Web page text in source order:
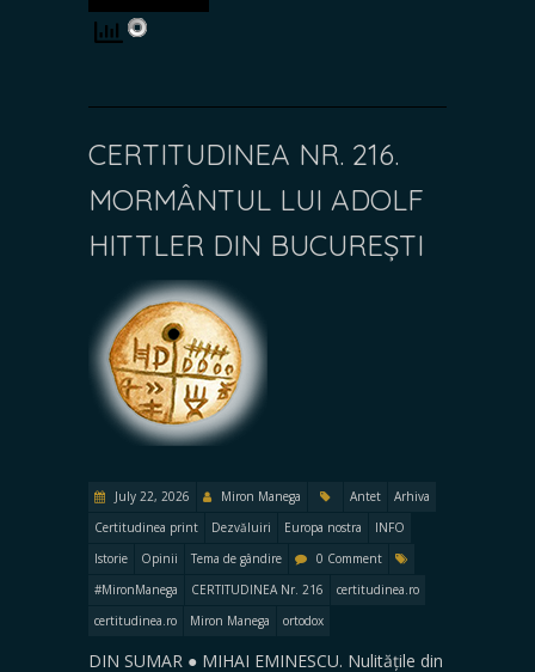
CERTITUDINEA NR. 216.
MORMÂNTUL LUI ADOLF
HITTLER DIN BUCUREȘTI
July 22, 2026 Miron Manega Antet
Arhiva
Certitudinea print
Dezvăluiri Europa nostra
INFO
Istorie
Opinii Tema de gândire
0 Comment
#MironManega
CERTITUDINEA Nr. 216
certitudinea.ro
certitudinea.ro
Miron Manega ortodox
DIN SUMAR ● MIHAI EMINESCU. Nulitățile din